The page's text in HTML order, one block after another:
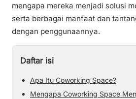
mengapa mereka menjadi solusi
serta berbagai manfaat dan
dengan penggunaannya.
Daftar isi
Apa Itu Coworking Space?
Mengapa Coworking Space